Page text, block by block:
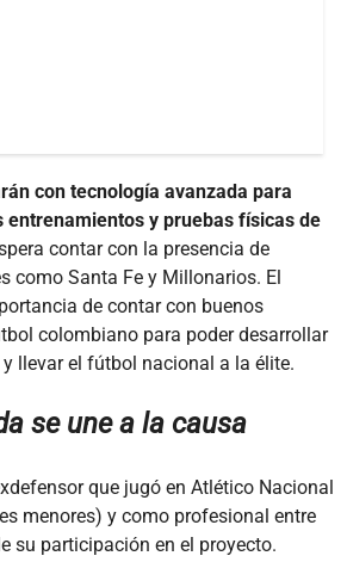
con tecnología avanzada para
entrenamientos y pruebas físicas de
contar con la presencia de
como Santa Fe y Millonarios. El
de contar con buenos
colombiano para poder desarrollar
llevar el fútbol nacional a la élite.
se une a la causa
que jugó en Atlético Nacional
menores) y como profesional entre
su participación en el proyecto.